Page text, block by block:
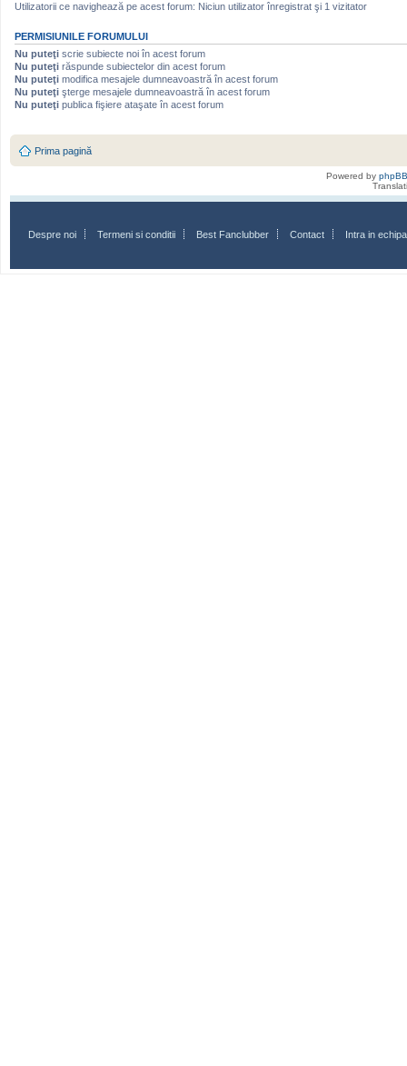
Utilizatorii ce navighează pe acest forum: Niciun utilizator înregistrat şi 1 vizitator
PERMISIUNILE FORUMULUI
Nu puteţi scrie subiecte noi în acest forum
Nu puteţi răspunde subiectelor din acest forum
Nu puteţi modifica mesajele dumneavoastră în acest forum
Nu puteţi şterge mesajele dumneavoastră în acest forum
Nu puteţi publica fişiere ataşate în acest forum
Prima pagină
Powered by phpBB
Despre noi Termeni si conditii Best Fanclubber Contact Intra in